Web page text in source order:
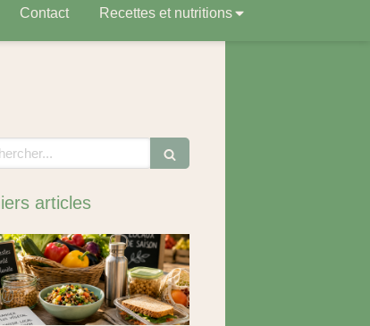
Contact Recettes et nutritions
articles